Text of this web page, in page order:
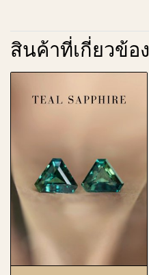
สินค้าที่เกี่ยวข้อง